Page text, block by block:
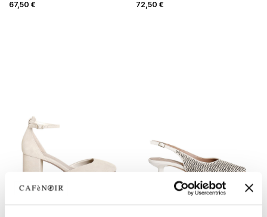
67,50 €
72,50 €
OUTLET OUTLET